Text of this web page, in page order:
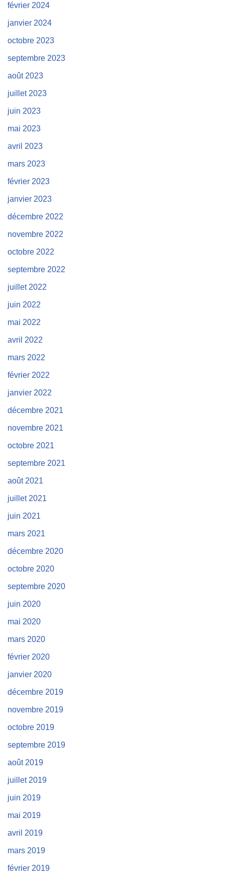
février 2024
janvier 2024
octobre 2023
septembre 2023
août 2023
juillet 2023
juin 2023
mai 2023
avril 2023
mars 2023
février 2023
janvier 2023
décembre 2022
novembre 2022
octobre 2022
septembre 2022
juillet 2022
juin 2022
mai 2022
avril 2022
mars 2022
février 2022
janvier 2022
décembre 2021
novembre 2021
octobre 2021
septembre 2021
août 2021
juillet 2021
juin 2021
mars 2021
décembre 2020
octobre 2020
septembre 2020
juin 2020
mai 2020
mars 2020
février 2020
janvier 2020
décembre 2019
novembre 2019
octobre 2019
septembre 2019
août 2019
juillet 2019
juin 2019
mai 2019
avril 2019
mars 2019
février 2019